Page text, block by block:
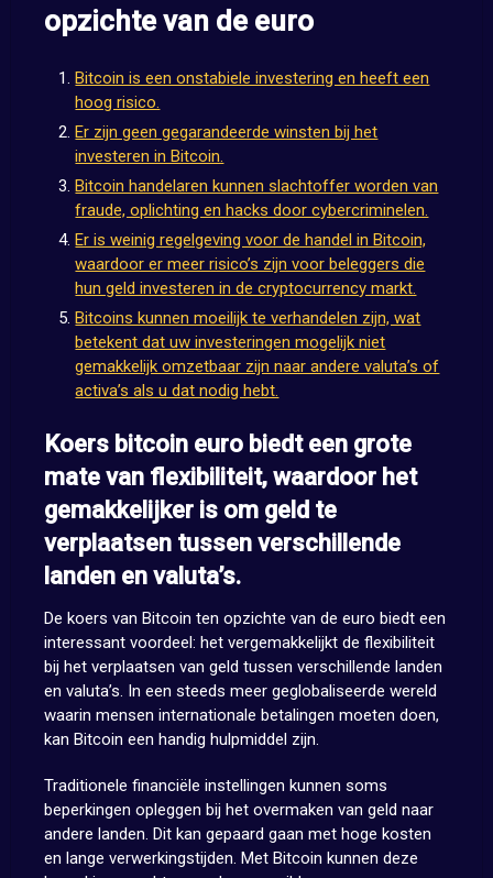
opzichte van de euro
Bitcoin is een onstabiele investering en heeft een
hoog risico.
Er zijn geen gegarandeerde winsten bij het
investeren in Bitcoin.
Bitcoin handelaren kunnen slachtoffer worden van
fraude, oplichting en hacks door cybercriminelen.
Er is weinig regelgeving voor de handel in Bitcoin,
waardoor er meer risico’s zijn voor beleggers die
hun geld investeren in de cryptocurrency markt.
Bitcoins kunnen moeilijk te verhandelen zijn, wat
betekent dat uw investeringen mogelijk niet
gemakkelijk omzetbaar zijn naar andere valuta’s of
activa’s als u dat nodig hebt.
Koers bitcoin euro biedt een grote
mate van flexibiliteit, waardoor het
gemakkelijker is om geld te
verplaatsen tussen verschillende
landen en valuta’s.
De koers van Bitcoin ten opzichte van de euro biedt een
interessant voordeel: het vergemakkelijkt de flexibiliteit
bij het verplaatsen van geld tussen verschillende landen
en valuta’s. In een steeds meer geglobaliseerde wereld
waarin mensen internationale betalingen moeten doen,
kan Bitcoin een handig hulpmiddel zijn.
Traditionele financiële instellingen kunnen soms
beperkingen opleggen bij het overmaken van geld naar
andere landen. Dit kan gepaard gaan met hoge kosten
en lange verwerkingstijden. Met Bitcoin kunnen deze